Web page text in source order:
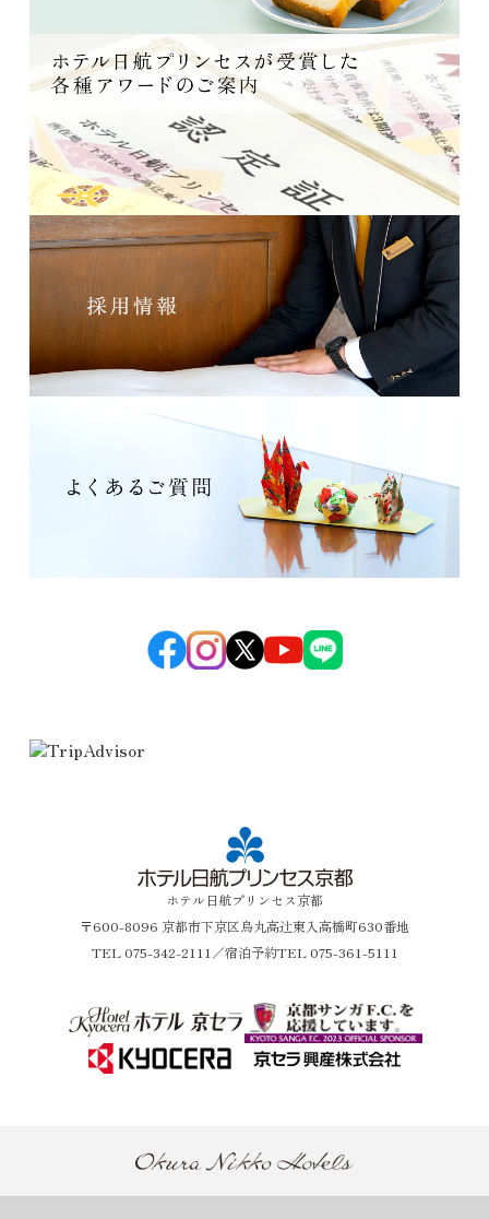
ホテル日航プリンセス京都
〒600-8096 京都市下京区烏丸高辻東入高橋町630番地
TEL075-342-2111 ／宿泊予約TEL 075-361-5111